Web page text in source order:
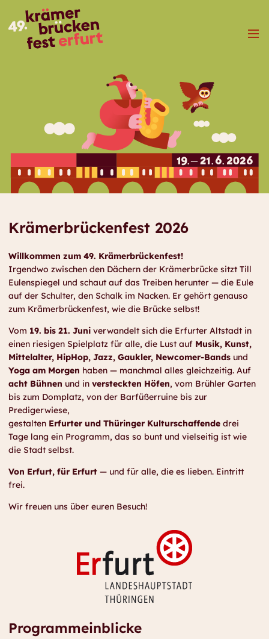
Menü
Krämerbrückenfest 2026
Willkommen zum 49. Krämerbrückenfest!
Irgendwo zwischen den Dächern der Krämerbrücke sitzt Till
Eulenspiegel und schaut auf das Treiben herunter — die Eule
auf der Schulter, den Schalk im Nacken. Er gehört genauso
zum Krämerbrückenfest, wie die Brücke selbst!
Vom 19. bis 21. Juni verwandelt sich die Erfurter Altstadt in
einen riesigen Spielplatz für alle, die Lust auf Musik, Kunst,
Mittelalter, HipHop, Jazz, Gaukler, Newcomer-Bands und
Yoga am Morgen haben — manchmal alles gleichzeitig. Auf
acht Bühnen und in versteckten Höfen, vom Brühler Garten
bis zum Domplatz, von der Barfüßerruine bis zur
Predigerwiese,
gestalten Erfurter und Thüringer Kulturschaffende drei
Tage lang ein Programm, das so bunt und vielseitig ist wie
die Stadt selbst.
Von Erfurt, für Erfurt — und für alle, die es lieben. Eintritt
frei.
Wir freuen uns über euren Besuch!
Programm­einblicke